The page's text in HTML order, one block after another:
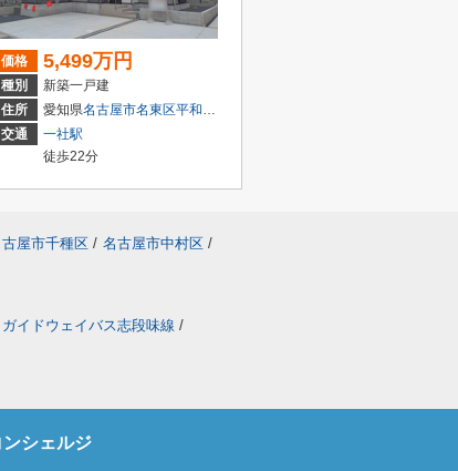
51
価格 5,499万円
種別
新築一戸建
住所
愛知県名古屋市名東区平和が丘
交通
一社駅
徒歩22分
屋市千種区 / 名古屋市中村区 /
ガイドウェイバス志段味線 /
シェルジ